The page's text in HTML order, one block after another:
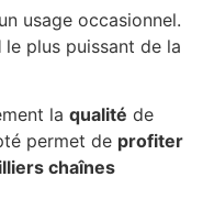
usage occasionnel.
le plus puissant de la
la qualité de
permet de profiter
chaînes